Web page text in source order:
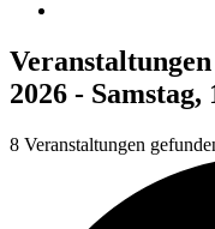
2026 -
8 Veranstaltungen